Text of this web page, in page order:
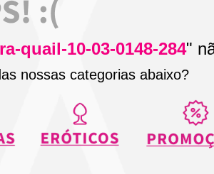
quail-10-03-0148-284"
nossas categorias abaixo?